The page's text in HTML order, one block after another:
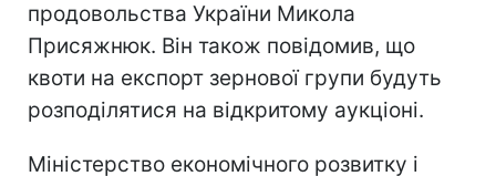
продовольства України Микола
Присяжнюк. Він також повідомив, що
квоти на експорт зернової групи будуть
розподілятися на відкритому аукціоні.
Міністерство економічного розвитку і